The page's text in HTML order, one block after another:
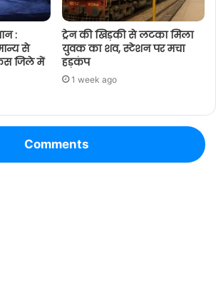
:
से
जिले में
ट्रेन की खिड़की से लटका मिला
युवक का शव, स्टेशन पर मचा
हड़कंप
1 week ago
Comments